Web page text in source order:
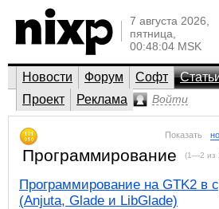
7 августа 2026,
пятница,
00:48:04 MSK
Новости Форум Софт
Проект
Реклама Войти
Показать
Программирование (1—2 из
Программирование на GTK2 в
(Anjuta, Glade и LibGlade)